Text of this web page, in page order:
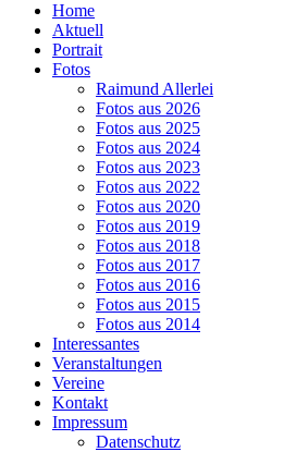
Home
Aktuell
Portrait
Fotos
Raimund Allerlei
Fotos aus 2026
Fotos aus 2025
Fotos aus 2024
Fotos aus 2023
Fotos aus 2022
Fotos aus 2020
Fotos aus 2019
Fotos aus 2018
Fotos aus 2017
Fotos aus 2016
Fotos aus 2015
Fotos aus 2014
Interessantes
Veranstaltungen
Vereine
Kontakt
Impressum
Datenschutz